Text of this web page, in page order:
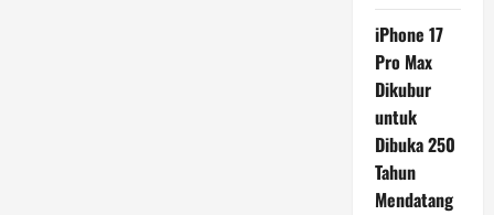
iPhone 17
Pro Max
Dikubur
untuk
Dibuka 250
Tahun
Mendatang